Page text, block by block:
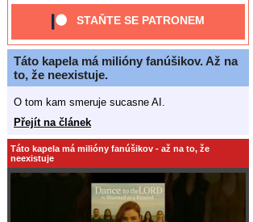
STAŇTE SE PATRONEM
Táto kapela má milióny fanúšikov. Až na
to, že neexistuje.
O tom kam smeruje sucasne AI.
Přejít na článek
Táto kapela má milióny fanúšikov - až na to, že
neexistuje